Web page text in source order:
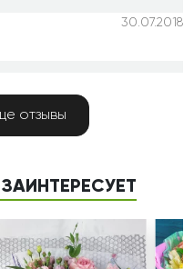
30.07.2018
приятно,что у нас в
Спасибо
Букет шикарный,
отзывы